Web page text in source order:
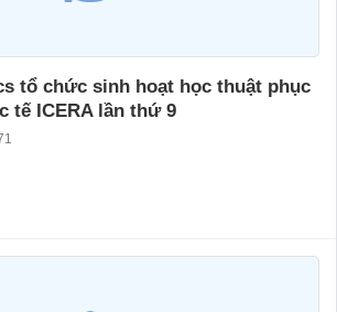
tổ chức sinh hoạt học thuật phục
tế ICERA lần thứ 9